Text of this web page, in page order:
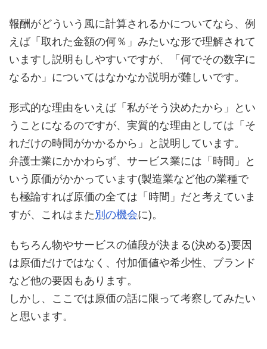
報酬がどういう風に計算されるかについてなら、例
えば「取れた金額の何％」みたいな形で理解されて
いますし説明もしやすいですが、「何でその数字に
なるか」についてはなかなか説明が難しいです。
形式的な理由をいえば「私がそう決めたから」とい
うことになるのですが、実質的な理由としては「そ
れだけの時間がかかるから」と説明しています。
弁護士業にかかわらず、サービス業には「時間」と
いう原価がかかっています(製造業など他の業種で
も極論すれば原価の全ては「時間」だと考えていま
すが、これはまた 別の機会に)。
もちろん物やサービスの値段が決まる(決める)要因
は原価だけではなく、付加価値や希少性、ブランド
など他の要因もあります。
しかし、ここでは原価の話に限って考察してみたい
と思います。